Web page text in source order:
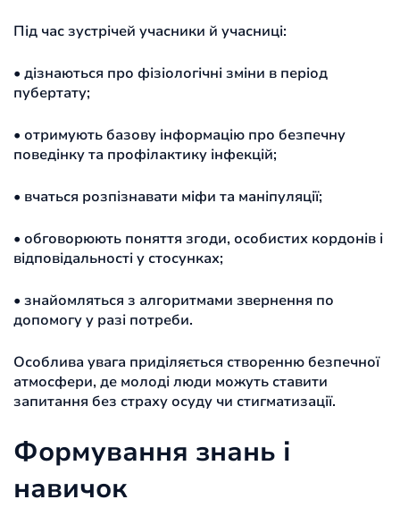
Під час зустрічей учасники й учасниці:
• дізнаються про фізіологічні зміни в період
пубертату;
• отримують базову інформацію про безпечну
поведінку та профілактику інфекцій;
• вчаться розпізнавати міфи та маніпуляції;
• обговорюють поняття згоди, особистих кордонів і
відповідальності у стосунках;
• знайомляться з алгоритмами звернення по
допомогу у разі потреби.
Особлива увага приділяється створенню безпечної
атмосфери, де молоді люди можуть ставити
запитання без страху осуду чи стигматизації.
Формування знань і
навичок